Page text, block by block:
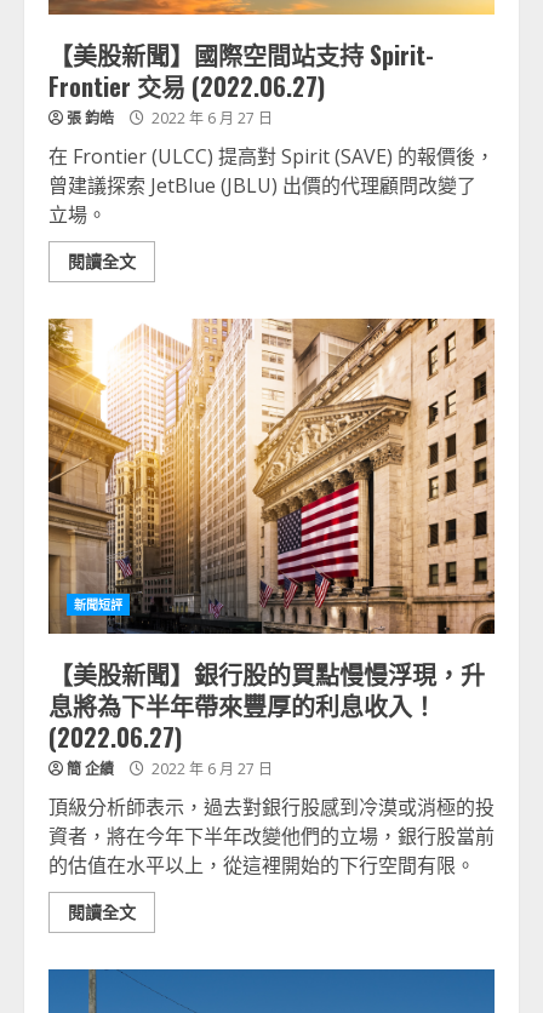
【美股新聞】國際空間站支持 Spirit-
Frontier 交易 (2022.06.27)
張 鈞皓 2022 年 6 月 27 日
在 Frontier (ULCC) 提高對 Spirit (SAVE) 的報價後，
曾建議探索 JetBlue (JBLU) 出價的代理顧問改變了
立場。
閱讀全文
新聞短評
【美股新聞】銀行股的買點慢慢浮現，升
息將為下半年帶來豐厚的利息收入！
(2022.06.27)
簡 企績 2022 年 6 月 27 日
頂級分析師表示，過去對銀行股感到冷漠或消極的投
資者，將在今年下半年改變他們的立場，銀行股當前
的估值在水平以上，從這裡開始的下行空間有限。
閱讀全文